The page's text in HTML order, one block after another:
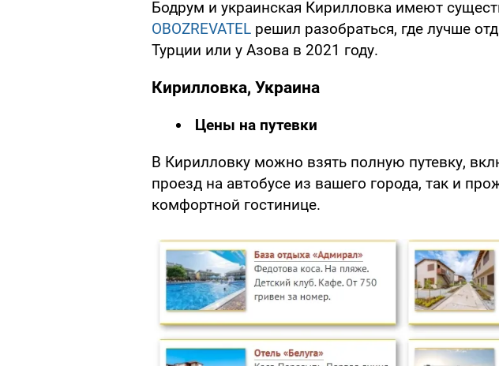
Бодрум и украинская Кирилловка имеют
OBOZREVATEL решил разобраться, где лучше
Турции или у Азова в 2021 году.
Кирилловка, Украина
Цены на путевки
В Кирилловку можно взять полную путевку,
проезд на автобусе из вашего города, так и
комфортной гостинице.